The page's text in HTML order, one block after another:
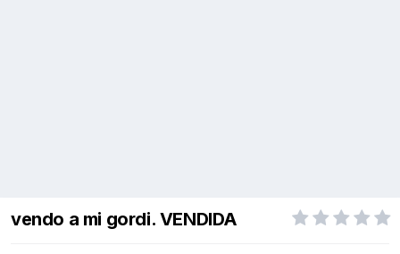
vendo a mi gordi. VENDIDA